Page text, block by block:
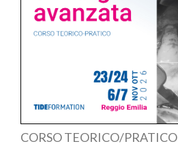
CORSO TEORICO/PRATICO